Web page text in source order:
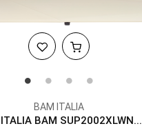
BAM ITALIA
BAM SUP2002XLWN...